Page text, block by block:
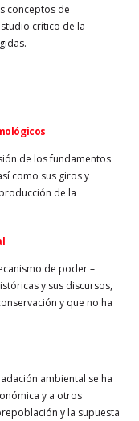
conceptos de
crítico de la
de los fundamentos
como sus giros y
de la
de poder –
y sus discursos,
y que no ha
ambiental se ha
y a otros
y la supuesta